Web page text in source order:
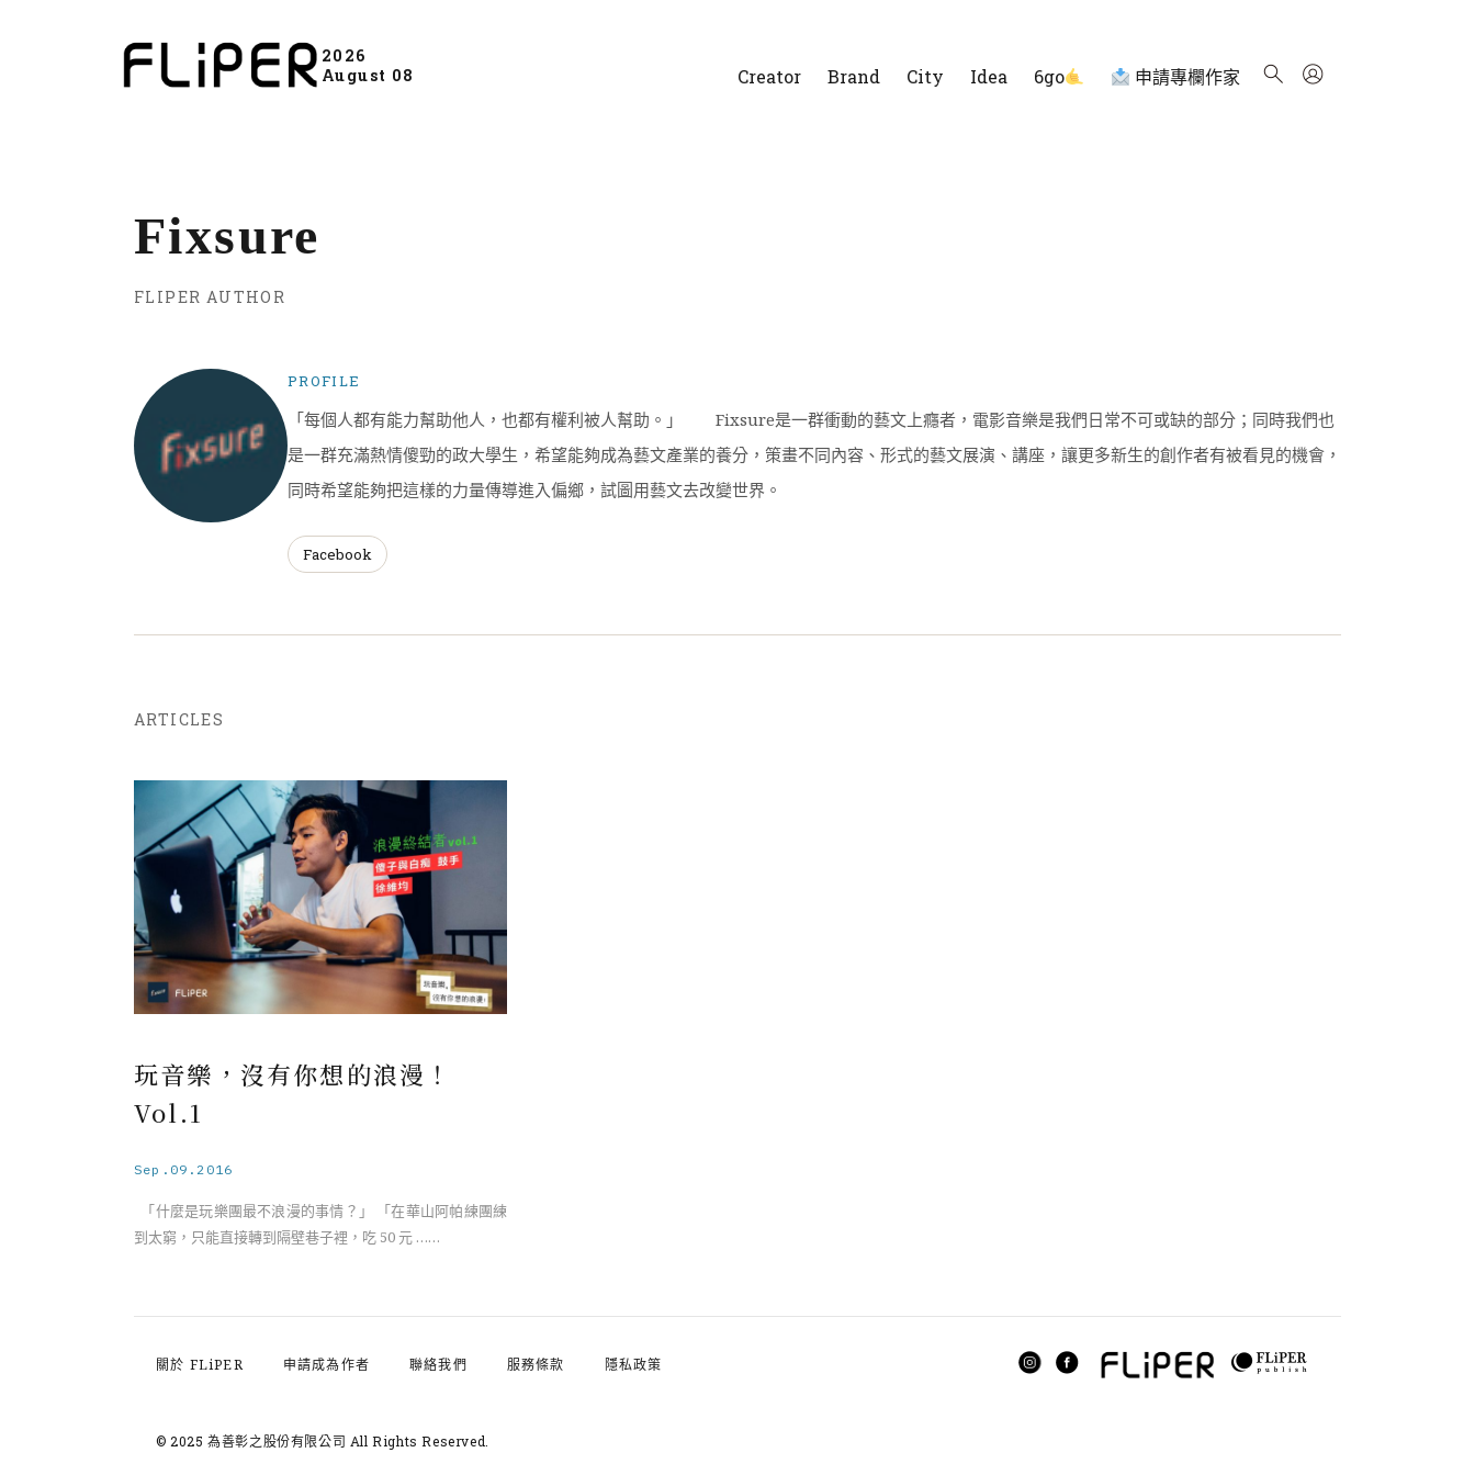
2026
August 08
Creator Brand City Idea 6go 申請專欄作家
Fixsure
FLIPER AUTHOR
PROFILE
「每個人都有能力幫助他人，也都有權利被人幫助。」 Fixsure是一群衝動的藝文上癮者，電影音樂是我們日常不可或缺的部分；同時我們也
是一群充滿熱情傻勁的政大學生，希望能夠成為藝文產業的養分，策畫不同內容、形式的藝文展演、講座，讓更多新生的創作者有被看見的機會，
同時希望能夠把這樣的力量傳導進入偏鄉，試圖用藝文去改變世界。
Facebook
ARTICLES
玩音樂，沒有你想的浪漫！
Vol.1
Sep.09.2016
「什麼是玩樂團最不浪漫的事情？」 「在華山阿帕練團練
到太窮，只能直接轉到隔壁巷子裡，吃 50 元 ……
關於 FLiPER 申請成為作者 聯絡我們 服務條款 隱私政策
© 2025 為善彰之股份有限公司 All Rights Reserved.